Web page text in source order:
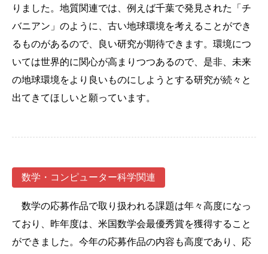
りました。地質関連では、例えば千葉で発見された「チ
バニアン」のように、古い地球環境を考えることができ
るものがあるので、良い研究が期待できます。環境につ
いては世界的に関心が高まりつつあるので、是非、未来
の地球環境をより良いものにしようとする研究が続々と
出てきてほしいと願っています。
数学・コンピューター科学関連
数学の応募作品で取り扱われる課題は年々高度になっ
ており、昨年度は、米国数学会最優秀賞を獲得すること
ができました。今年の応募作品の内容も高度であり、応